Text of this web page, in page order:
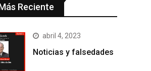
Reciente
abril 4, 2023
Noticias y falsedades